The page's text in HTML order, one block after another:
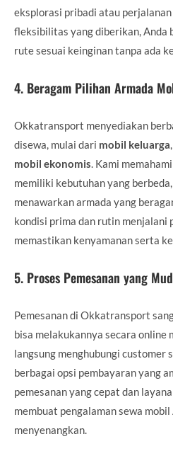
eksplorasi pribadi atau
fleksibilitas yang diberikan, Anda
rute sesuai keinginan tanpa ada
4. Beragam Pilihan Armada
Okkatransport menyediakan
disewa, mulai dari mobil keluarga
mobil ekonomis . Kami
memiliki kebutuhan yang
menawarkan armada yang
kondisi prima dan rutin menjalani
memastikan kenyamanan serta
5. Proses Pemesanan yang
Pemesanan di Okkatransport
bisa melakukannya secara online
langsung menghubungi customer
berbagai opsi pembayaran yang
pemesanan yang cepat dan
membuat pengalaman sewa
menyenangkan.